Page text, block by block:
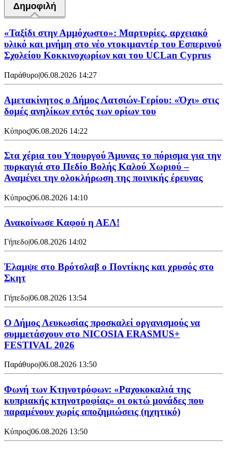
Δημοφιλή
«Ταξίδι στην Αμμόχωστο»: Μαρτυρίες, αρχειακό
υλικό και μνήμη στο νέο ντοκιμαντέρ του Εσπερινού
Σχολείου Κοκκινοχωρίων και του UCLan Cyprus
Παράθυρο|06.08.2026 14:27
Αμετακίνητος ο Δήμος Λατσιών-Γερίου: «Όχι» στις
δομές ανηλίκων εντός των ορίων του
Κύπρος|06.08.2026 14:22
Στα χέρια του Υπουργού Άμυνας το πόρισμα για την
πυρκαγιά στο Πεδίο Βολής Καλού Χωριού –
Αναμένει την ολοκλήρωση της ποινικής έρευνας
Κύπρος|06.08.2026 14:10
Ανακοίνωσε Καφού η ΑΕΛ!
Γήπεδο|06.08.2026 14:02
Έλαμψε στο Βρότσλαβ ο Ποντίκης και χρυσός στο
Σκητ
Γήπεδο|06.08.2026 13:54
Ο Δήμος Λευκωσίας προσκαλεί οργανισμούς να
συμμετάσχουν στο NICOSIA ERASMUS+
FESTIVAL 2026
Παράθυρο|06.08.2026 13:50
Φωνή των Κτηνοτρόφων: «Ραχοκοκαλιά της
κυπριακής κτηνοτροφίας» οι οκτώ μονάδες που
παραμένουν χωρίς αποζημιώσεις (ηχητικό)
Κύπρος|06.08.2026 13:50